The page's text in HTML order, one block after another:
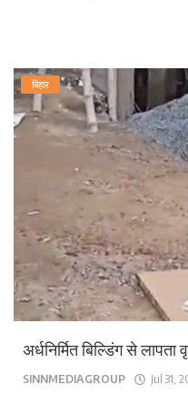
बिहार
अर्धनिर्मित बिल्डिंग से
SINNMEDIAGROUP Jul 31,